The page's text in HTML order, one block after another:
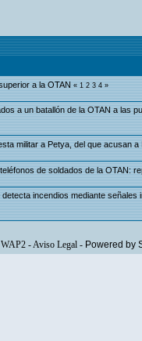
a la OTAN«1 2 3 4»
a un batallón de la OTAN a las
militar a Petya, del que acusan a
de soldados de la OTAN:
incendios mediante señales
WAP2-Aviso Legal- Powered by